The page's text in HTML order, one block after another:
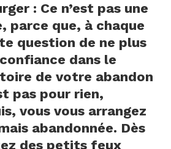
: Ce n’est pas une
parce que, à chaque
question de ne plus
dans le
de votre abandon
pas pour rien,
vous vous arrangez
abandonnée. Dès
des petits feux